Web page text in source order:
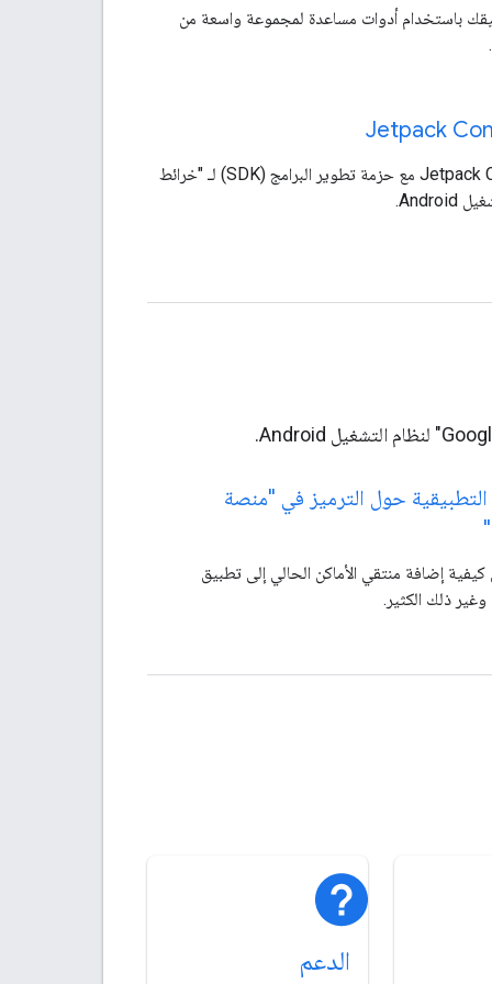
باستخدام أدوات مساعدة لمجموعة واسعة من
استخدِم Jetpack Compose مع حزمة تطوير البرامج (SDK) لـ "خرائط
حول الترميز في "منصة
إضافة منتقي الأماكن الحالي إلى تطبيق
الدعم